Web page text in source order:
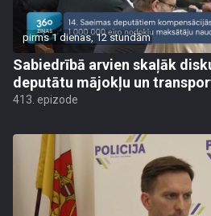
pirms 1 dienas, 12 stundām
Sabiedrībā arvien skaļāk
deputātu mājokļu un
413. epizode